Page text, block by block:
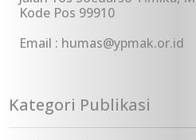
Kode Pos 99910
Email : humas@ypmak.or.id
Kategori Publikasi